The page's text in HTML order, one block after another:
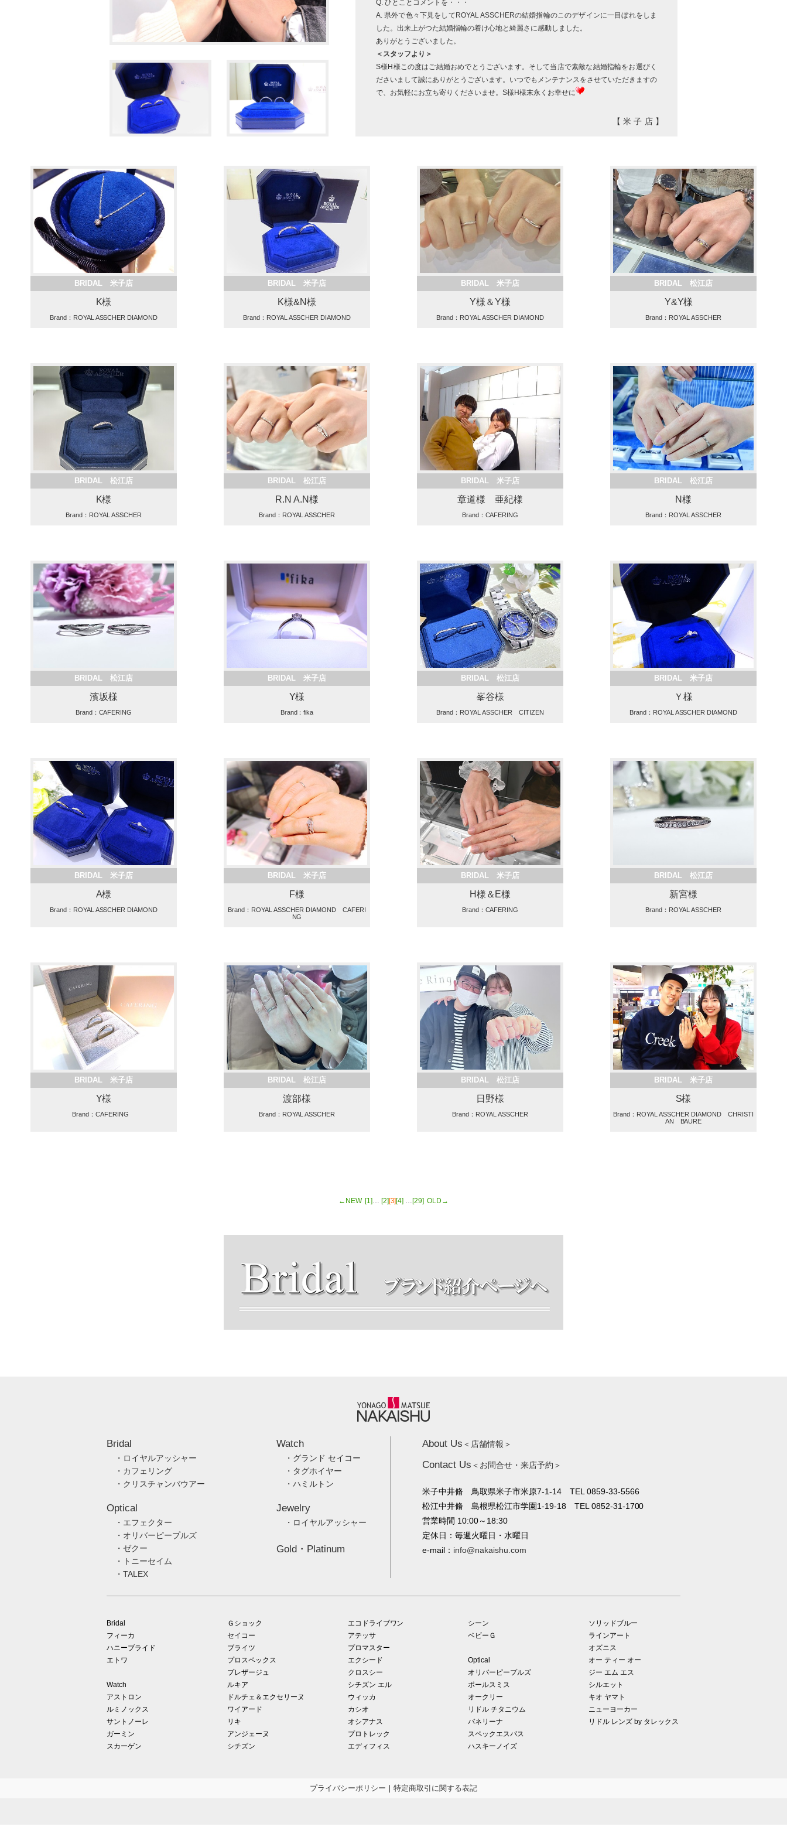
Q. ひとことコメントを・・・
A. 県外で色々下見をしてROYAL ASSCHERの結婚指輪のこのデザインに一目ぼれをしま
した。出来上がつた結婚指輪の着け心地と綺麗さに感動しました。
ありがとうございました。
＜スタッフより＞
S様H様この度はご結婚おめでとうございます。そして当店で素敵な結婚指輪をお選びく
ださいまして誠にありがとうございます。いつでもメンテナンスをさせていただきますの
で、お気軽にお立ち寄りくださいませ。S様H様末永くお幸せに
【米子店】
BRIDAL 米子店
K様
Brand：ROYAL ASSCHER DIAMOND
BRIDAL 米子店
K様&N様
Brand：ROYAL ASSCHER DIAMOND
BRIDAL 米子店
Y様＆Y様
Brand：ROYAL ASSCHER DIAMOND
BRIDAL 松江店
Y&Y様
Brand：ROYAL ASSCHER
BRIDAL 松江店
K様
Brand：ROYAL ASSCHER
BRIDAL 松江店
R.N A.N様
Brand：ROYAL ASSCHER
BRIDAL 米子店
章道様 亜紀様
Brand：CAFERING
BRIDAL 松江店
N様
Brand：ROYAL ASSCHER
BRIDAL 松江店
濱坂様
Brand：CAFERING
BRIDAL 米子店
Y様
Brand：fika
BRIDAL 松江店
峯谷様
Brand：ROYAL ASSCHER CITIZEN
BRIDAL 米子店
Ｙ様
Brand：ROYAL ASSCHER DIAMOND
BRIDAL 米子店
A様
Brand：ROYAL ASSCHER DIAMOND
BRIDAL 米子店
F様
Brand：ROYAL ASSCHER DIAMOND CAFERI
NG
BRIDAL 米子店
H様＆E様
Brand：CAFERING
BRIDAL 松江店
新宮様
Brand：ROYAL ASSCHER
BRIDAL 米子店
Y様
Brand：CAFERING
BRIDAL 松江店
渡部様
Brand：ROYAL ASSCHER
BRIDAL 松江店
日野様
Brand：ROYAL ASSCHER
BRIDAL 米子店
S様
Brand：ROYAL ASSCHER DIAMOND CHRISTI
AN BAURE
←NEW [1]… [2][3][4] …[29] OLD→
Bridal
・ロイヤルアッシャー
・カフェリング
・クリスチャンバウアー
Watch
・グランド セイコー
・タグホイヤー
・ハミルトン
Optical
・エフェクター
・オリバーピープルズ
・ゼクー
・トニーセイム
・TALEX
Jewelry
・ロイヤルアッシャー
Gold・Platinum
About Us ＜店舗情報＞
Contact Us ＜お問合せ・来店予約＞
米子中井脩 鳥取県米子市米原7-1-14 TEL 0859-33-5566
松江中井脩 島根県松江市学園1-19-18 TEL 0852-31-1700
営業時間 10:00～18:30
定休日：毎週火曜日・水曜日
e-mail： info@nakaishu.com
Bridal
フィーカ
ハニーブライド
エトワ
Watch
アストロン
ルミノックス
サントノーレ
ガーミン
スカーゲン
Ｇショック
セイコー
ブライツ
プロスペックス
プレザージュ
ルキア
ドルチェ＆エクセリーヌ
ワイアード
リキ
アンジェーヌ
シチズン
エコドライブワン
アテッサ
プロマスター
エクシード
クロスシー
シチズン エル
ウィッカ
カシオ
オシアナス
プロトレック
エディフィス
シーン
ベビーＧ
Optical
オリバーピープルズ
ポールスミス
オークリー
リドル チタニウム
バネリーナ
スペックエスパス
ハスキーノイズ
ソリッドブルー
ラインアート
オズニス
オー ティー オー
ジー エム エス
シルエット
キオ ヤマト
ニューヨーカー
リドル レンズ by タレックス
プライバシーポリシー ｜ 特定商取引に関する表記